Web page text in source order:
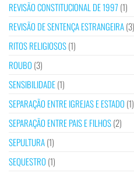
REVISÃO CONSTITUCIONAL DE 1997 (1)
REVISÃO DE SENTENÇA ESTRANGEIRA(3)
RITOS RELIGIOSOS(1)
ROUBO (3)
SENSIBILIDADE(1)
SEPARAÇÃO ENTRE IGREJAS E ESTADO (1)
SEPARAÇÃO ENTRE PAIS E FILHOS(2)
SEPULTURA(1)
SEQUESTRO (1)